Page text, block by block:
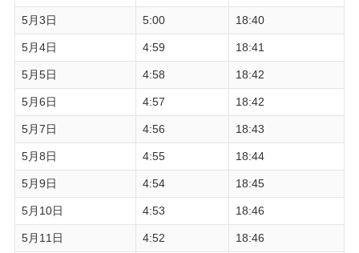
5月3日 5:00 18:40
5月4日 4:59 18:41
5月5日 4:58 18:42
5月6日 4:57 18:42
5月7日 4:56 18:43
5月8日 4:55 18:44
5月9日 4:54 18:45
5月10日 4:53 18:46
5月11日 4:52 18:46